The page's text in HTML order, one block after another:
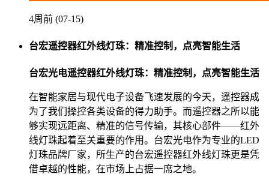
4周前 (07-15)
台宏遥控器红外线灯珠：精准控制，点亮智能生活
台宏光电遥控器红外线灯珠：精准控制，点亮智能生活
在智能家居与现代电子设备飞速发展的今天，遥控器成
为了我们操控各类设备的得力助手。而遥控器之所以能
够实现远距离、精准的信号传输，其核心部件——红外
线灯珠起着至关重要的作用。台宏光电作为专业的LED
灯珠品牌厂家，所生产的台宏遥控器红外线灯珠更是凭
借卓越的性能，在市场上占据一席之地。